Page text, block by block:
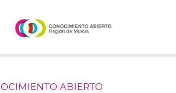
ABIERTO